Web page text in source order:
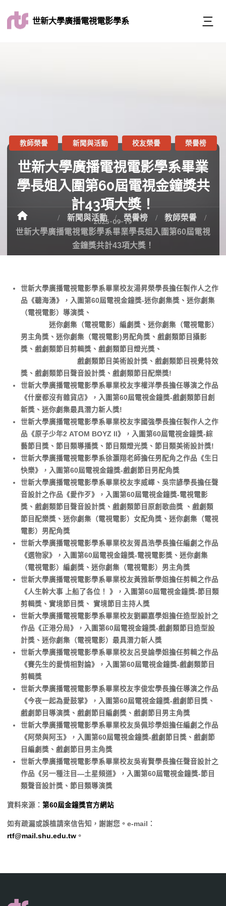
世新大學廣播電視電影學系
世新大學廣播電視電影學系畢業
學長姐入圍第60屆電視金鐘獎共
計43項大獎！
2025-09-19
教師榮譽 新聞與活動 校友榮譽 榮譽榜
新聞與活動 榮譽榜
教師榮譽
世新大學廣播電視電影學系畢業學長姐入圍第60屆電視
金鐘獎共計43項大獎！
世新大學廣播電視電影學系畢業校友湯昇榮學長擔任製作人之作
品《聽海湧》，入圍第60屆電視金鐘獎-迷你劇集獎、迷你劇集
（電視電影）導演獎、
迷你劇集（電視電影）編劇獎、迷你劇集（電視電影）
男主角獎、迷你劇集（電視電影)男配角獎、戲劇類節目攝影
獎、戲劇類節目剪輯獎、戲劇類節目燈光獎、
戲劇類節目美術設計獎、戲劇類節目視覺特效
獎、戲劇類節目聲音設計獎、戲劇類節目配樂獎!
世新大學廣播電視電影學系畢業校友李權洋學長擔任導演之作品
《什麼都沒有雜貨店》，入圍第60屆電視金鐘獎-戲劇類節目創
新獎、迷你劇集最具潛力新人獎!
世新大學廣播電視電影學系畢業校友李國強學長擔任製作人之作
品《原子少年2 ATOM BOYZ II》，入圍第60屆電視金鐘獎-綜
藝節目獎、節目類導播獎、節目類燈光獎、節目類美術設計獎!
世新大學廣播電視電影學系徐灝翔老師擔任男配角之作品《生日
快樂》，入圍第60屆電視金鐘獎-戲劇節目男配角獎
世新大學廣播電視電影學系畢業校友李威嶧、吳宗諺學長擔任聲
音設計之作品《愛作歹》，入圍第60屆電視金鐘獎-電視電影
獎、戲劇類節目聲音設計獎、戲劇類節目原創歌曲獎 、戲劇類
節目配樂獎、迷你劇集（電視電影）女配角獎、迷你劇集（電視
電影）男配角獎
世新大學廣播電視電影學系畢業校友胥昌浩學長擔任編劇之作品
《選物家》，入圍第60屆電視金鐘獎-電視電影獎、迷你劇集
（電視電影）編劇獎、迷你劇集（電視電影）男主角獎
世新大學廣播電視電影學系畢業校友黃雅新學姐擔任剪輯之作品
《人生幹大事 上船了各位！ 》，入圍第60屆電視金鐘獎-節目類
剪輯獎、實境節目獎、 實境節目主持人獎
世新大學廣播電視電影學系畢業校友劉顯嘉學姐擔任造型設計之
作品《正港分局》，入圍第60屆電視金鐘獎-戲劇類節目造型設
計獎、迷你劇集（電視電影）最具潛力新人獎
世新大學廣播電視電影學系畢業校友呂旻諭學姐擔任剪輯之作品
《賽先生的愛情相對論》，入圍第60屆電視金鐘獎-戲劇類節目
剪輯獎
世新大學廣播電視電影學系畢業校友李俊宏學長擔任導演之作品
《今夜一起為愛鼓掌》，入圍第60屆電視金鐘獎-戲劇節目獎、
戲劇節目導演獎、戲劇節目編劇獎、戲劇節目男主角獎
世新大學廣播電視電影學系畢業校友吳佩珍學姐擔任編劇之作品
《阿榮與阿玉》，入圍第60屆電視金鐘獎-戲劇節目獎、戲劇節
目編劇獎、戲劇節目男主角獎
世新大學廣播電視電影學系畢業校友吳峟賢學長擔任聲音設計之
作品《另一種注目—土星頻道》，入圍第60屆電視金鐘獎-節目
類聲音設計獎、節目類導演獎
資料來源： 第60屆金鐘獎官方網站
如有疏漏或誤植請來信告知，謝謝您。e-mail：
rtf@mail.shu.edu.tw。